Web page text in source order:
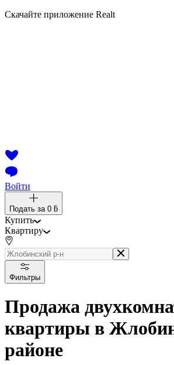
Скачайте приложение Realt
Войти
Подать за 0 ƃ
Купить
Квартиру
Фильтры
Продажа
квартиры в
районе